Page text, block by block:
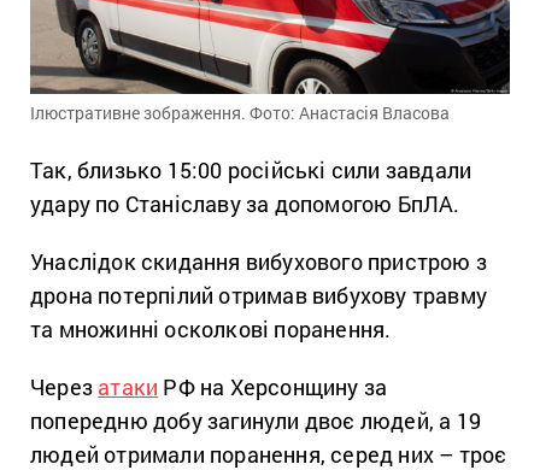
Ілюстративне зображення. Фото: Анастасія Власова
Так, близько 15:00 російські сили завдали
удару по Станіславу за допомогою БпЛА.
Унаслідок скидання вибухового пристрою з
дрона потерпілий отримав вибухову травму
та множинні осколкові поранення.
Через атаки РФ на Херсонщину за
попередню добу загинули двоє людей, а 19
людей отримали поранення, серед них – троє